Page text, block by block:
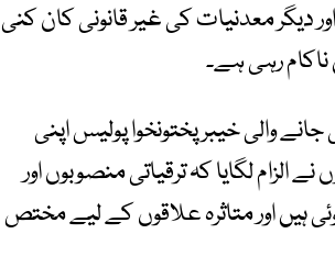
معدنیات کی غیر قانونی کان کنی
رہی ہے۔
والی خیبرپختونخوا پولیس اپنی
الزام لگایا کہ ترقیاتی منصوبوں اور
ہیں اور متاثرہ علاقوں کے لیے مختص